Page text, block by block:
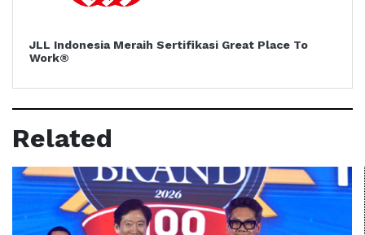
JLL Indonesia Meraih Sertifikasi Great Place To
Work®
Related